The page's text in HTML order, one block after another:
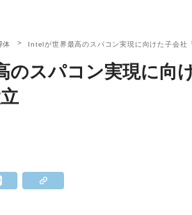
体 Intelが世界最高のスパコン実現に向けた子会
のスパコン実現に向